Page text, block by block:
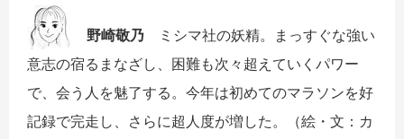
野崎敬乃 ミシマ社の妖精。まっすぐな強い
意志の宿るまなざし、困難も次々超えていくパワー
で、会う人を魅了する。今年は初めてのマラソンを好
記録で完走し、さらに超人度が増した。（絵・文：カ